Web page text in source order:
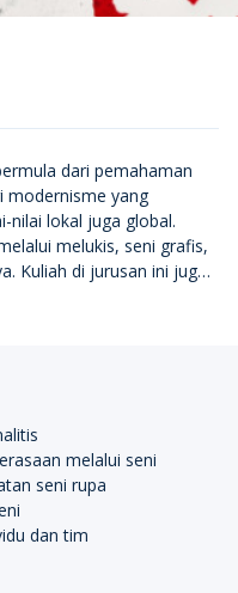
dari pemahaman
modernisme yang
nilai lokal juga global.
melukis, seni grafis,
Kuliah di jurusan ini juga
dan tematik dalam
melalui seni
seni rupa
dan tim